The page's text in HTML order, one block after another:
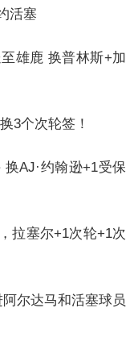
活塞
雄鹿 换普林斯+加
3个次轮签！
AJ·约翰逊+1受保
拉塞尔+1次轮+1次
尔达马和活塞球员